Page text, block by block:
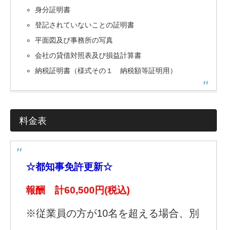
身分証明書
登記されていないことの証明書
平面図及び事務所の写真
会社の貸借対照表及び損益計算書
納税証明書（様式その１ 納税額等証明用）
料金表
☆都知事免許更新☆
報酬 計60,500円(税込)
※従業員の方が10名を超える場合、別